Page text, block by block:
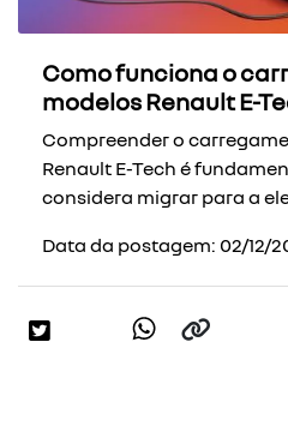
Como funciona o
modelos Renault E-
Compreender o
Renault E-Tech é
considera migrar para a
Data da postagem: 02/12/